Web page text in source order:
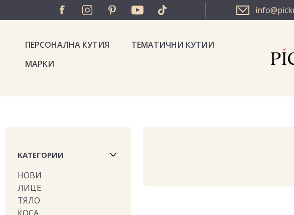
ПЕРСОНАЛНА КУТИЯ
ТЕМАТИЧНИ КУТИИ
МАРКИ
КАТЕГОРИИ
НОВИ
ЛИЦЕ
ТЯЛО